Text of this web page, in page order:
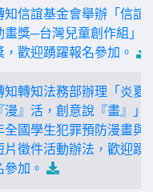
知信誼基金會舉辦「信誼
畫獎─台灣兒童創作組」
，歡迎踴躍報名參加。
知轉知法務部辦理「炎夏
漫』活，創意說『畫』」
全國學生犯罪預防漫畫與
片徵件活動辦法，歡迎踴
參加。